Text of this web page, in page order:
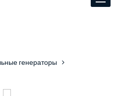
генераторы